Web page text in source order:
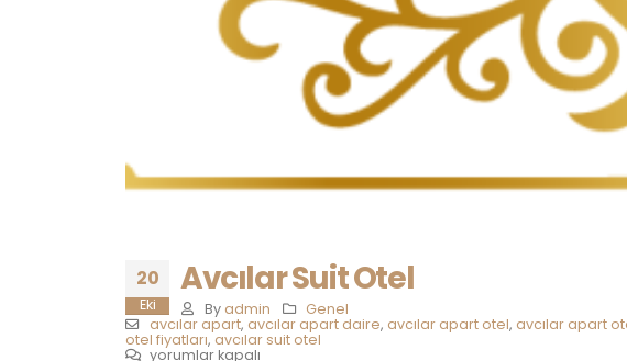
20
Eki
Avcılar Suit Otel
By admin
Genel
avcılar apart, avcılar apart daire, avcılar apart otel, avcılar apart
otel fiyatları, avcılar suit otel
Avcılar
yorumlar kapalı